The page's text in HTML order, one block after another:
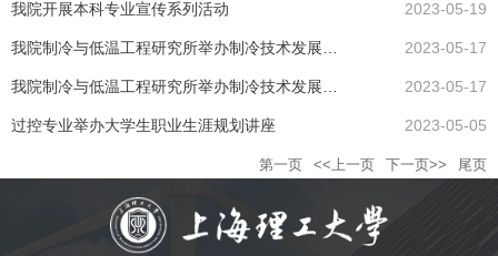
我院开展本科专业宣传系列活动 2023-05-19
2023-05-17
2023-05-17
过控专业举办大学生职业生涯规划讲座 2023-05-05
第一页 <<上一页 下一页>> 尾页